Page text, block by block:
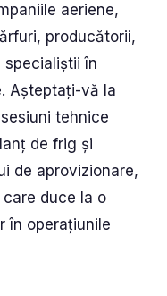
aeriene,
producătorii,
în
Așteptați-vă la
tehnice
de frig și
de aprovizionare,
duce la o
în operațiunile